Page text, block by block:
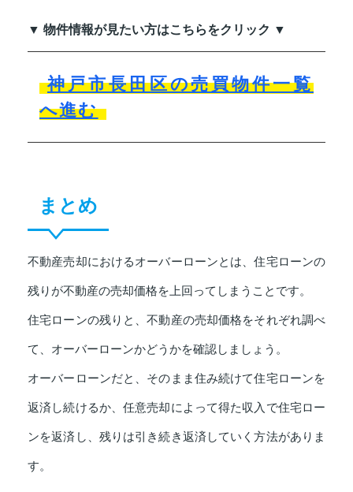
▼ 物件情報が見たい方はこちらをクリック ▼
神戸市長田区の売買物件一覧
へ進む
まとめ
不動産売却におけるオーバーローンとは、住宅ローンの
残りが不動産の売却価格を上回ってしまうことです。
住宅ローンの残りと、不動産の売却価格をそれぞれ調べ
て、オーバーローンかどうかを確認しましょう。
オーバーローンだと、そのまま住み続けて住宅ローンを
返済し続けるか、任意売却によって得た収入で住宅ロー
ンを返済し、残りは引き続き返済していく方法がありま
す。